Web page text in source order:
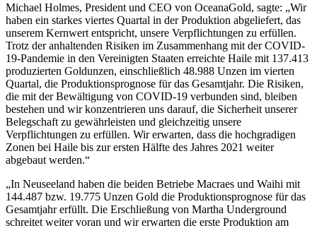
Michael Holmes, President und CEO von OceanaGold, sagte: „Wir
haben ein starkes viertes Quartal in der Produktion abgeliefert, das
unserem Kernwert entspricht, unsere Verpflichtungen zu erfüllen.
Trotz der anhaltenden Risiken im Zusammenhang mit der COVID-
19-Pandemie in den Vereinigten Staaten erreichte Haile mit 137.413
produzierten Goldunzen, einschließlich 48.988 Unzen im vierten
Quartal, die Produktionsprognose für das Gesamtjahr. Die Risiken,
die mit der Bewältigung von COVID-19 verbunden sind, bleiben
bestehen und wir konzentrieren uns darauf, die Sicherheit unserer
Belegschaft zu gewährleisten und gleichzeitig unsere
Verpflichtungen zu erfüllen. Wir erwarten, dass die hochgradigen
Zonen bei Haile bis zur ersten Hälfte des Jahres 2021 weiter
abgebaut werden.“
„In Neuseeland haben die beiden Betriebe Macraes und Waihi mit
144.487 bzw. 19.775 Unzen Gold die Produktionsprognose für das
Gesamtjahr erfüllt. Die Erschließung von Martha Underground
schreitet weiter voran und wir erwarten die erste Produktion am